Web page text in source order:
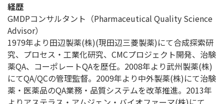
経歴
GMDPコンサルタント（Pharmaceutical Quality Science
Advisor）
1979年より田辺製薬(株)(現田辺三菱製薬)にて合成探索研
究、プロセス・工業化研究、CMCプロジェクト開発、治験
薬QA、コーポレートQAを歴任。2008年より武州製薬(株)
にてQA/QCの管理監督。2009年より中外製薬(株)にて治験
薬・医薬品のQA業務・品質システムを改革推進。2013年